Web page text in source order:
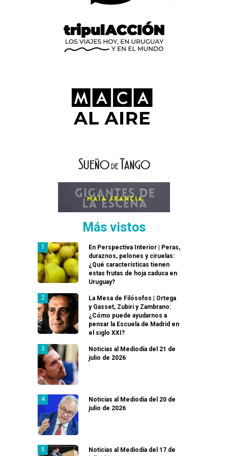
Más vistos
En Perspectiva Interior | Peras,
duraznos, pelones y ciruelas:
¿Qué características tienen
estas frutas de hoja caduca en
Uruguay?
La Mesa de Filósofos | Ortega
y Gasset, Zubiri y Zambrano:
¿Cómo puede ayudarnos a
pensar la Escuela de Madrid en
el siglo XXI?
Noticias al Mediodía del 21 de
julio de 2026
Noticias al Mediodía del 20 de
julio de 2026
Noticias al Mediodía del 17 de